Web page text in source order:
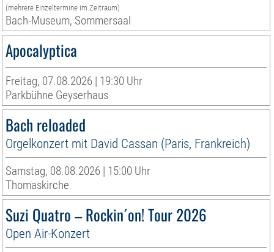
(mehrere Einzeltermine im Zeitraum)
Bach-Museum, Sommersaal
Apocalyptica
Freitag, 07.08.2026 | 19:30 Uhr
Parkbühne Geyserhaus
Bach reloaded
Orgelkonzert mit David Cassan (Paris, Frankreich)
Samstag, 08.08.2026 | 15:00 Uhr
Thomaskirche
Suzi Quatro – Rockin´on! Tour 2026
Open Air-Konzert